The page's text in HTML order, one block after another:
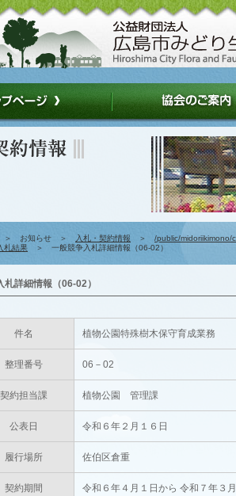
＞ お知らせ ＞ 入札・契約情報 ＞ /public/midoriikimono/
札結果 ＞ 一般競争入札詳細情報（06-02）
札詳細情報（06-02）
件名 植物公園特殊樹木保守育成業務
整理番号 06－02
契約担当課 植物公園 管理課
公表日 令和６年２月１６日
履行場所 佐伯区倉重
契約期間 令和６年４月１日から 令和７年３